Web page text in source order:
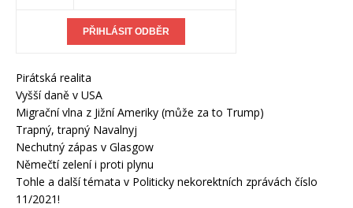
Pirátská realita
Vyšší daně v USA
Migrační vlna z Jižní Ameriky (může za to Trump)
Trapný, trapný Navalnyj
Nechutný zápas v Glasgow
Němečtí zelení i proti plynu
Tohle a další témata v Politicky nekorektních zprávách číslo
11/2021!